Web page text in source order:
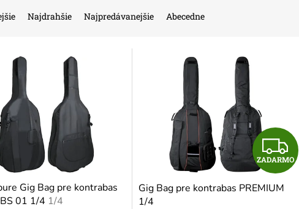
Najdrahšie Najpredávanejšie Abecedne
Gig Bag pre kontrabas
01 1/4 1/4
Z
A
ZADARMO
Gig Bag pre kontrabas PREMIUM
1/4